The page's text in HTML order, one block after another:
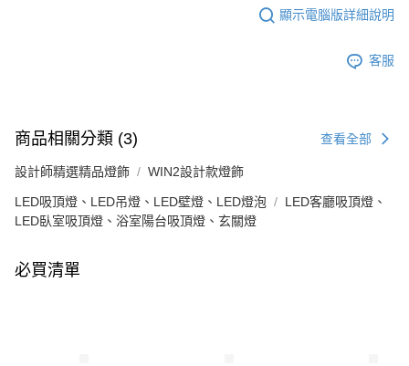
顯示電腦版詳細說明
客服
商品相關分類 (3) 查看全部
設計師精選精品燈飾 WIN2設計款燈飾
LED吸頂燈、LED吊燈、LED壁燈、LED燈泡
LED客廳吸頂燈、
LED臥室吸頂燈、浴室陽台吸頂燈、玄關燈
必買清單